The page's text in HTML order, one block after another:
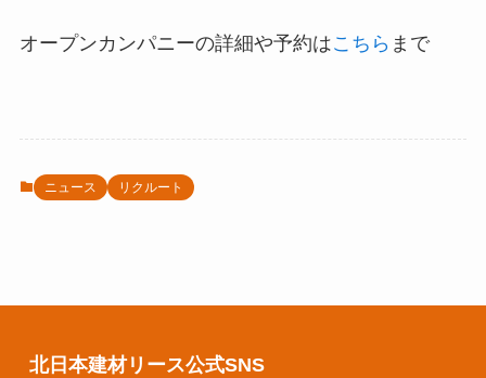
オープンカンパニーの詳細や予約はこちら まで
ニュース リクルート
北日本建材リース公式SNS